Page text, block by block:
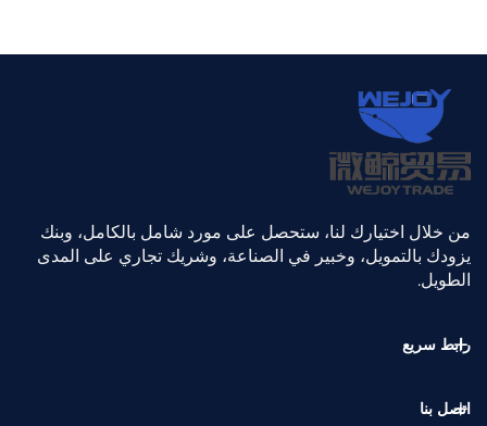
من خلال اختيارك لنا، ستحصل على مورد شامل بالكامل، وبنك
يزودك بالتمويل، وخبير في الصناعة، وشريك تجاري على المدى
الطويل.
رابط سريع
اتصل بنا